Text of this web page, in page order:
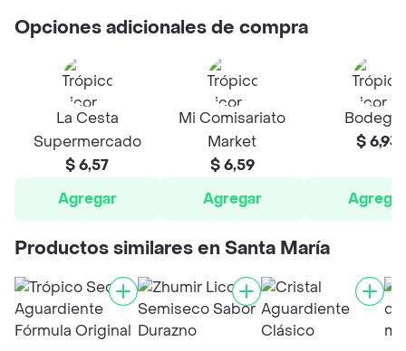
Opciones adicionales de compra
La Cesta
Supermercado
$ 6,57
Agregar
Mi Comisariato
Market
$ 6,59
Agregar
$ 6,93
Agregar
Productos similares en Santa María